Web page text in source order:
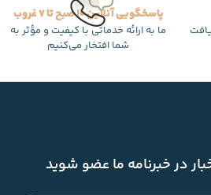
پاسخگویی آنلاین 10 صبح تا 7 غروب
ما به ارائه خدماتی با کیفیت و مؤثر به
شما افتخار می‌کنیم
در خبرنامه ما عضو شوید